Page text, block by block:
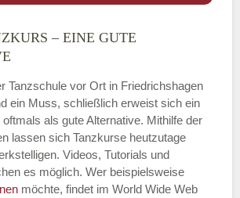
Mail*
– EINE GUTE
Tanzschule vor Ort in Friedrichshagen
ein Muss, schließlich erweist sich ein
oftmals als gute Alternative. Mithilfe der
lassen sich Tanzkurse heutzutage
Videos, Tutorials und
es möglich. Wer beispielsweise
möchte, findet im World Wide Web